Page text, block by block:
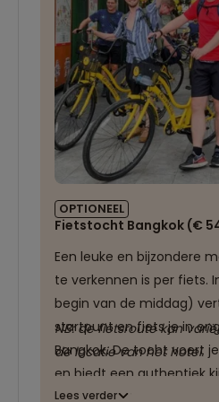
OPTIONEEL
Fietstocht Bangkok (€
Een leuke en bijzondere
te verkennen is per fiets.
begin van de middag)
startpunt en fiets je in
Bangkok. De tocht voert
en biedt een authentiek
leven, buiten de
NB: de fietsroute kan
de locatie van het hotel.
Lees verder